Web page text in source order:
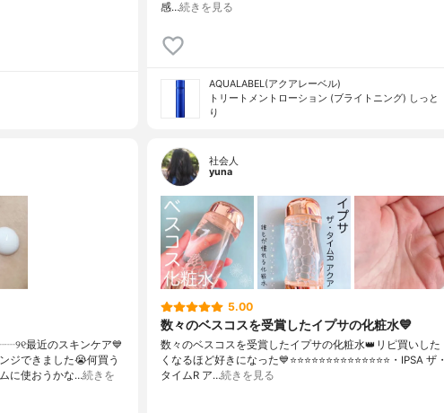
感…続きを見る
AQUALABEL(アクアレーベル)
トリートメントローション (ブライトニング) しっと
り
近のスキンケア💙
ジできました😭何買う
に使おうかな…続きを
社会人
yuna
5.00
数々のベスコスを受賞したイプサの化粧水💙
数々のベスコスを受賞したイプサの化粧水👑リピ買いした
くなるほど好きになった💙⭐️⭐️⭐️⭐️⭐️⭐️⭐️⭐️⭐️⭐️⭐️⭐️⭐️⭐️・IPSA ザ・
タイムR ア…続きを見る